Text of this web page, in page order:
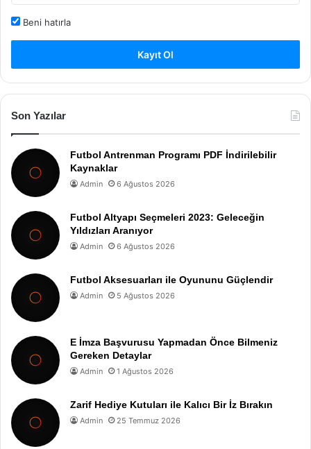
Beni hatırla
Kayıt Ol
Son Yazılar
Futbol Antrenman Programı PDF İndirilebilir
Kaynaklar
Admin 6 Ağustos 2026
Futbol Altyapı Seçmeleri 2023: Geleceğin
Yıldızları Aranıyor
Admin 6 Ağustos 2026
Futbol Aksesuarları ile Oyununu Güçlendir
Admin 5 Ağustos 2026
E İmza Başvurusu Yapmadan Önce Bilmeniz
Gereken Detaylar
Admin 1 Ağustos 2026
Zarif Hediye Kutuları ile Kalıcı Bir İz Bırakın
Admin 25 Temmuz 2026